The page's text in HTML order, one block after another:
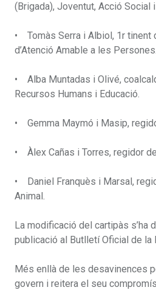
(Brigada), Joventut, Acció Social i
• Tomàs Serra i Albiol, 1r tinent
d’Atenció Amable a les Persones.
• Alba Muntadas i Olivé,
Recursos Humans i Educació.
• Gemma Maymó i Masip,
• Àlex Cañas i Torres, regidor
• Daniel Franquès i Marsal,
Animal.
La modificació del cartipàs s’ha
publicació al Butlletí Oficial de la
Més enllà de les desavinences
govern i reitera el seu